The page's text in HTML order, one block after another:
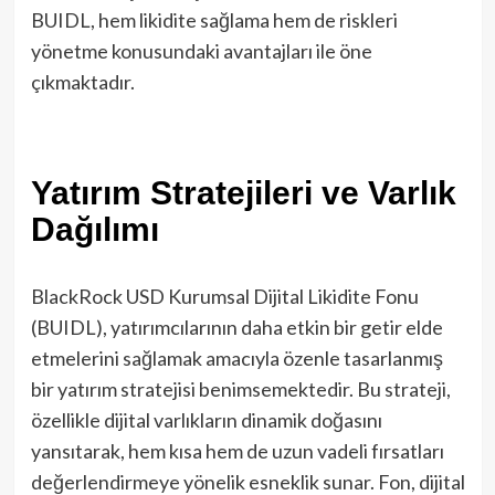
BUIDL, hem likidite sağlama hem de riskleri
yönetme konusundaki avantajları ile öne
çıkmaktadır.
Yatırım Stratejileri ve Varlık
Dağılımı
BlackRock USD Kurumsal Dijital Likidite Fonu
(BUIDL), yatırımcılarının daha etkin bir getir elde
etmelerini sağlamak amacıyla özenle tasarlanmış
bir yatırım stratejisi benimsemektedir. Bu strateji,
özellikle dijital varlıkların dinamik doğasını
yansıtarak, hem kısa hem de uzun vadeli fırsatları
değerlendirmeye yönelik esneklik sunar. Fon, dijital